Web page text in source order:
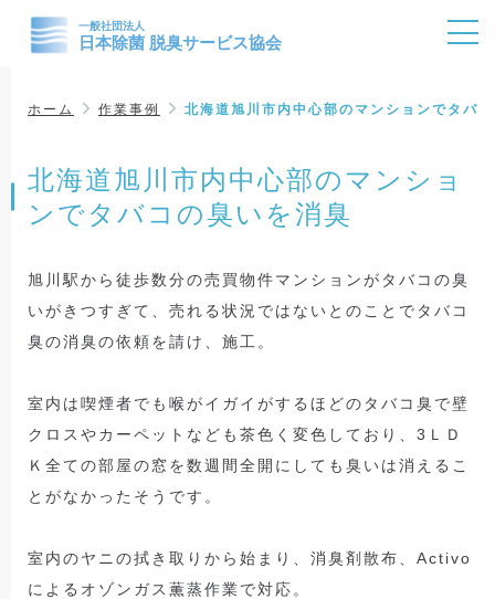
ホーム 作業事例 北海道旭川市内中心部のマンションでタバ
北海道旭川市内中心部のマンショ
ンでタバコの臭いを消臭
旭川駅から徒歩数分の売買物件マンションがタバコの臭
いがきつすぎて、売れる状況ではないとのことでタバコ
臭の消臭の依頼を請け、施工。
室内は喫煙者でも喉がイガイがするほどのタバコ臭で壁
クロスやカーペットなども茶色く変色しており、3ＬＤ
Ｋ全ての部屋の窓を数週間全開にしても臭いは消えるこ
とがなかったそうです。
室内のヤニの拭き取りから始まり、消臭剤散布、Activo
によるオゾンガス薫蒸作業で対応。